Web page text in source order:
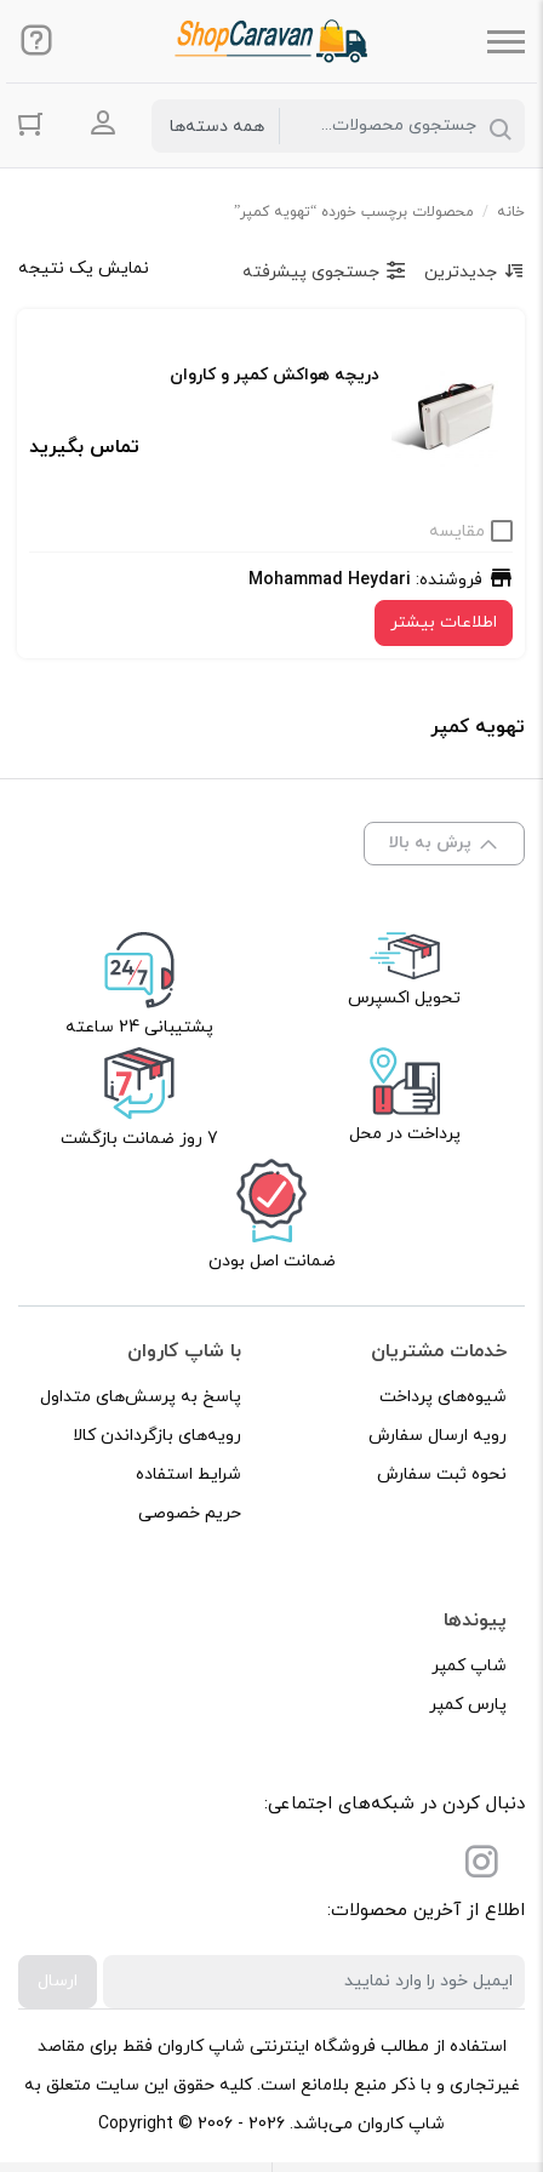
ورود به
خانه / محصولات برچسب خورده “تهویه کمپر”
نمایش یک نتیجه جدیدترین جستجوی پیشرفته
دریچه هواکش کمپر و کاروان
تماس بگیرید
مقایسه
فروشنده: Mohammad Heydari
اطلاعات بیشتر
تهویه کمپر
پرش به بالا
تحویل اکسپرس
پشتیبانی 24 ساعته
پرداخت در محل 7 روز ضمانت بازگشت
ضمانت اصل بودن
خدمات مشتریان
شیوه‌های پرداخت
رویه ارسال سفارش
نحوه ثبت سفارش
با شاپ کاروان
پاسخ به پرسش‌های متداول
رویه‌های بازگرداندن کالا
شرایط استفاده
حریم خصوصی
پیوندها
شاپ کمپر
پارس کمپر
دنبال کردن در شبکه‌های اجتماعی:
اطلاع از آخرین محصولات:
ارسال
استفاده از مطالب فروشگاه اینترنتی شاپ کاروان فقط برای مقاصد
غیرتجاری و با ذکر منبع بلامانع است. کلیه حقوق این سایت متعلق به
شاپ کاروان می‌باشد. Copyright © 2006 - 2026